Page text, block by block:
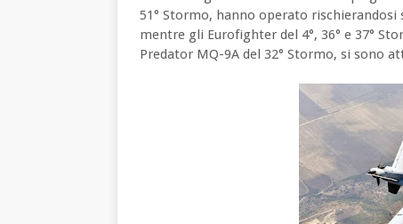
51° Stormo, hanno operato rischierandosi
mentre gli Eurofighter del 4°, 36° e 37°
Predator MQ-9A del 32° Stormo, si sono